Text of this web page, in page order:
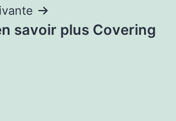
savoir plus Covering